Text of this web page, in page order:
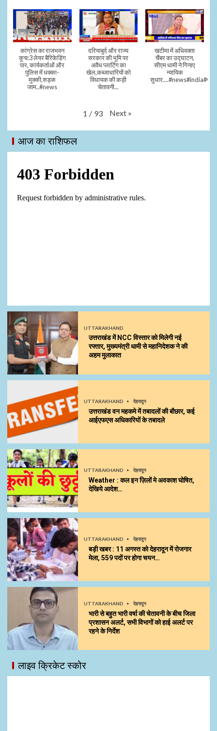
कांग्रेस का राजभवन
कूच:3 लेयर बैरिकेडिंग
पार, कार्यकर्ताओं और
पुलिस में धक्का-
मुक्की,सड़क
जाम..#news
दरियाबुर्द और राज्य
सरकार की भूमि पर
अवैध प्लाटिंग का
खेल,कब्जाधारियों को
विधायक की कड़ी
चेतावनी...
खटीमा में अधिवक्ता
चैंबर का उद्घाटन,
सीएम धामी ने गिनाए
न्यायिक
1 / 93 Next »
आज का राशिफल
UTTARAKHAND
उत्तराखंड में NCC विस्तार को मिलेगी नई
रफ्तार, मुख्यमंत्री धामी से महानिदेशक ने की
अहम मुलाकात
UTTARAKHAND देहरादून
उत्तराखंड वन महकमे में तबादलों की बौछार, कई
आईएफएस अधिकारियों के तबादले
UTTARAKHAND देहरादून
Weather : कल इन ज़िलों मे अवकाश घोषित,
देखिये आदेश…
UTTARAKHAND देहरादून
बड़ी खबर : 11 अगस्त को देहरादून में रोजगार
मेला, 559 पदों पर होगा चयन…
UTTARAKHAND देहरादून
भारी से बहुत भारी वर्षा की चेतावनी के बीच जिला
प्रशासन अलर्ट, सभी विभागों को हाई अलर्ट पर
रहने के निर्देश
लाइव क्रिकेट स्कोर